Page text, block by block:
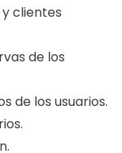
clientes
de los
de los usuarios.